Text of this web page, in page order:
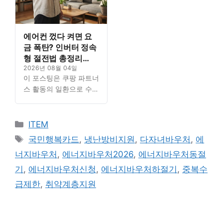
에어컨 껐다 켜면 요
금 폭탄? 인버터 정속
형 절전법 총정리
(2026년 기준)
2026년 08월 04일
이 포스팅은 쿠팡 파트너
스 활동의 일환으로 수수
처 ‘일반 신청’과 ‘하절기
원 수별 금액 차이, ...
Read…
카
테
고
리
ITEM
태
그
국민행복카드 , 냉난방비지원 , 다자녀바우처 , 에
너지바우처 , 에너지바우처2026, 에너지바우처동절
기 , 에너지바우처신청 , 에너지바우처하절기 , 중복수
급제한, 취약계층지원